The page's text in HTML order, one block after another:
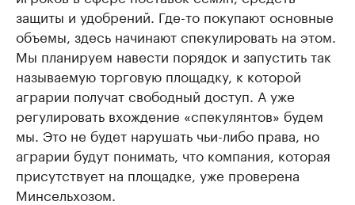
защиты и удобрений. Где-то покупают основные
объемы, здесь начинают спекулировать на этом.
Мы планируем навести порядок и запустить так
называемую торговую площадку, к которой
аграрии получат свободный доступ. А уже
регулировать вхождение «спекулянтов» будем
мы. Это не будет нарушать чьи-либо права, но
аграрии будут понимать, что компания, которая
присутствует на площадке, уже проверена
Минсельхозом.